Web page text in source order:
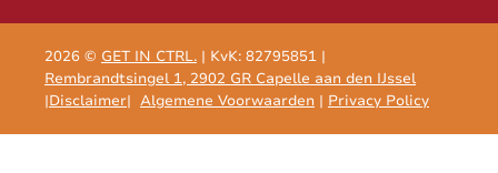
2026 © GET IN CTRL. | KvK: 82795851 |
Rembrandtsingel 1, 2902 GR Capelle aan den IJssel
|Disclaimer| Algemene Voorwaarden | Privacy Policy